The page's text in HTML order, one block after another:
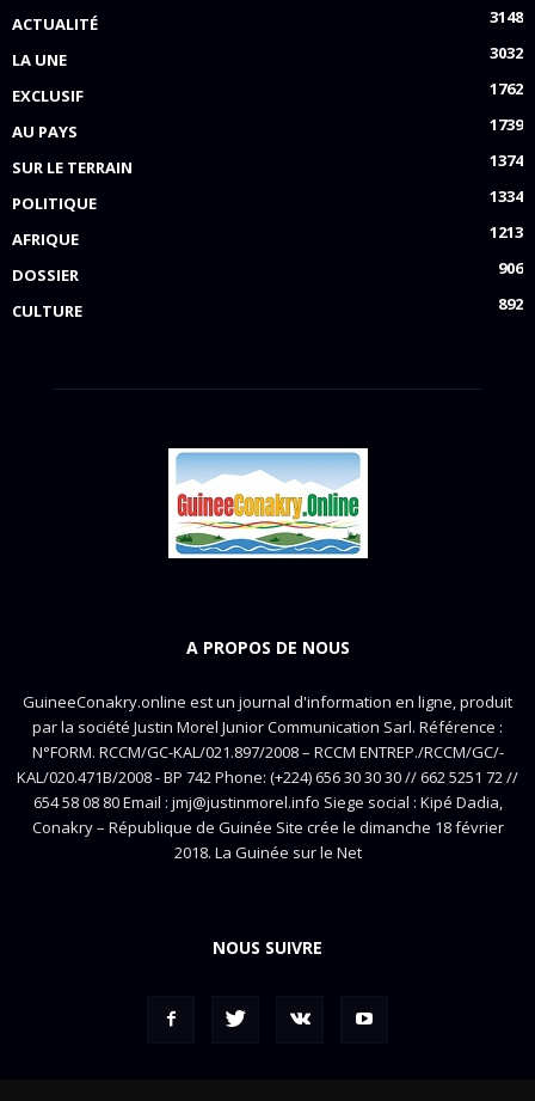
ACTUALITÉ
3148
LA UNE
3032
EXCLUSIF
1762
AU PAYS
1739
SUR LE TERRAIN
1374
POLITIQUE
1334
AFRIQUE
1213
DOSSIER
906
CULTURE
892
A PROPOS DE NOUS
GuineeConakry.online est un journal d'information en ligne, produit
par la société Justin Morel Junior Communication Sarl. Référence :
N°FORM. RCCM/GC-KAL/021.897/2008 – RCCM ENTREP./RCCM/GC/-
KAL/020.471B/2008 - BP 742 Phone: (+224) 656 30 30 30 // 662 5251 72 //
654 58 08 80 Email : jmj@justinmorel.info Siege social : Kipé Dadia,
Conakry – République de Guinée Site crée le dimanche 18 février
2018. La Guinée sur le Net
NOUS SUIVRE